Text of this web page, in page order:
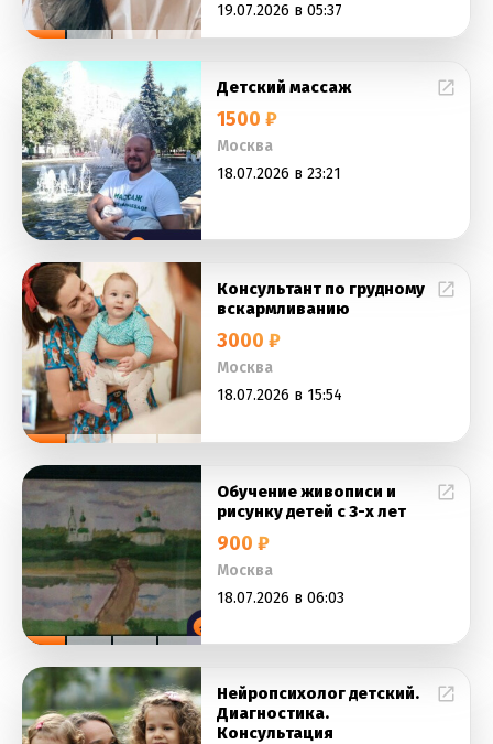
19.07.2026 в 05:37
Детский массаж
1500 ₽
Москва
18.07.2026 в 23:21
Консультант по грудному
вскармливанию
3000 ₽
Москва
18.07.2026 в 15:54
Обучение живописи и
рисунку детей с 3-х лет
900 ₽
Москва
18.07.2026 в 06:03
Нейропсихолог детский.
Диагностика.
Консультация